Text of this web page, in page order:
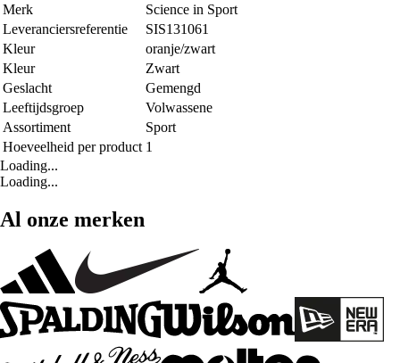
Merk
Science in Sport
Leveranciersreferentie
SIS131061
Kleur
oranje/zwart
Kleur
Zwart
Geslacht
Gemengd
Leeftijdsgroep
Volwassene
Assortiment
Sport
Hoeveelheid per product 1
Loading...
Loading...
Al onze merken